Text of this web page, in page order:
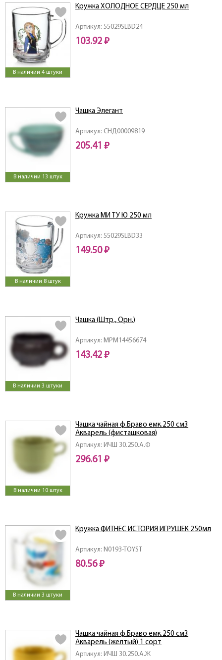
В наличии 4 штуки
Артикул: 55029SLBD24
Кружка ХОЛОДНОЕ СЕРДЦЕ 250 мл
103.92 ₽
В наличии 13 штук
Артикул: СНД00009819
Чашка Элегант
205.41 ₽
В наличии 8 штук
Артикул: 55029SLBD33
Кружка МИ ТУ Ю 250 мл
149.50 ₽
В наличии 3 штуки
Артикул: МРМ14456674
Чашка (Штр., Орн.)
143.42 ₽
В наличии 10 штук
Артикул: ИЧШ 30.250.А.Ф
Чашка чайная ф.Браво емк.250 см3
Акварель (фисташковая)
296.61 ₽
В наличии 3 штуки
Артикул: N0193-TOYST
Кружка ФИТНЕС ИСТОРИЯ ИГРУШЕК 250мл
80.56 ₽
Артикул: ИЧШ 30.250.А.Ж
Чашка чайная ф.Браво емк.250 см3
Акварель (желтый) 1 сорт